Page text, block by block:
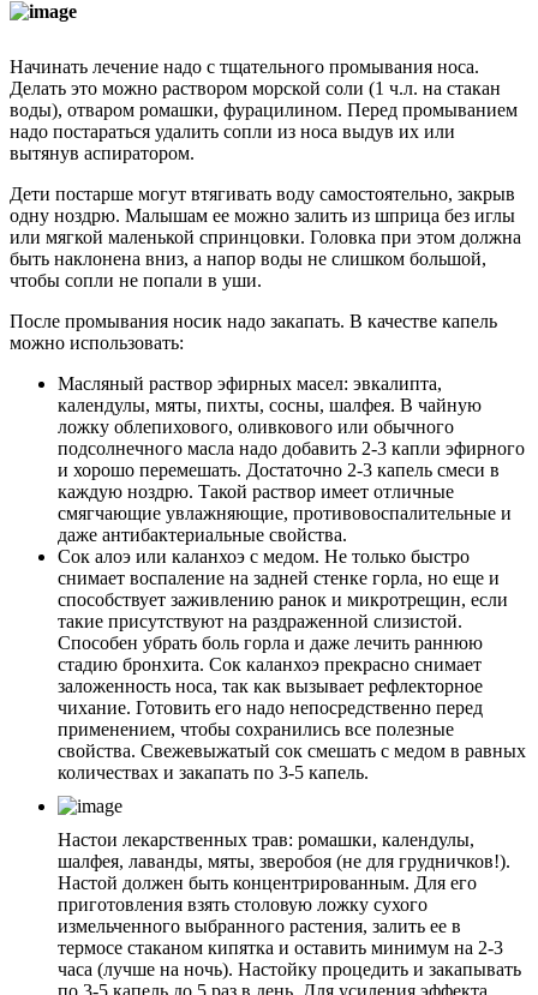
Начинать лечение надо с тщательного промывания носа.
Делать это можно раствором морской соли (1 ч.л. на стакан
воды), отваром ромашки, фурацилином. Перед промыванием
надо постараться удалить сопли из носа выдув их или
вытянув аспиратором.
Дети постарше могут втягивать воду самостоятельно, закрыв
одну ноздрю. Малышам ее можно залить из шприца без иглы
или мягкой маленькой спринцовки. Головка при этом должна
быть наклонена вниз, а напор воды не слишком большой,
чтобы сопли не попали в уши.
После промывания носик надо закапать. В качестве капель
можно использовать:
Масляный раствор эфирных масел: эвкалипта,
календулы, мяты, пихты, сосны, шалфея. В чайную
ложку облепихового, оливкового или обычного
подсолнечного масла надо добавить 2-3 капли эфирного
и хорошо перемешать. Достаточно 2-3 капель смеси в
каждую ноздрю. Такой раствор имеет отличные
смягчающие увлажняющие, противовоспалительные и
даже антибактериальные свойства.
Сок алоэ или каланхоэ с медом. Не только быстро
снимает воспаление на задней стенке горла, но еще и
способствует заживлению ранок и микротрещин, если
такие присутствуют на раздраженной слизистой.
Способен убрать боль горла и даже лечить раннюю
стадию бронхита. Сок каланхоэ прекрасно снимает
заложенность носа, так как вызывает рефлекторное
чихание. Готовить его надо непосредственно перед
применением, чтобы сохранились все полезные
свойства. Свежевыжатый сок смешать с медом в равных
количествах и закапать по 3-5 капель.
Настои лекарственных трав: ромашки, календулы,
шалфея, лаванды, мяты, зверобоя (не для грудничков!).
Настой должен быть концентрированным. Для его
приготовления взять столовую ложку сухого
измельченного выбранного растения, залить ее в
термосе стаканом кипятка и оставить минимум на 2-3
часа (лучше на ночь). Настойку процедить и закапывать
по 3-5 капель до 5 раз в день. Для усиления эффекта